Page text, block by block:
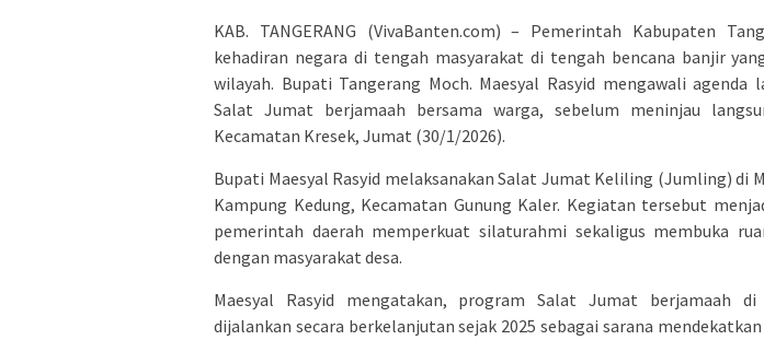
KAB. TANGERANG (VivaBanten.com) – Pemerintah Kabupaten
kehadiran negara di tengah masyarakat di tengah bencana banjir
wilayah. Bupati Tangerang Moch. Maesyal Rasyid mengawali agenda
Salat Jumat berjamaah bersama warga, sebelum meninjau
Kecamatan Kresek, Jumat (30/1/2026).
Bupati Maesyal Rasyid melaksanakan Salat Jumat Keliling (Jumling) di
Kampung Kedung, Kecamatan Gunung Kaler. Kegiatan tersebut
pemerintah daerah memperkuat silaturahmi sekaligus membuka
dengan masyarakat desa.
Maesyal Rasyid mengatakan, program Salat Jumat berjamaah di
dijalankan secara berkelanjutan sejak 2025 sebagai sarana